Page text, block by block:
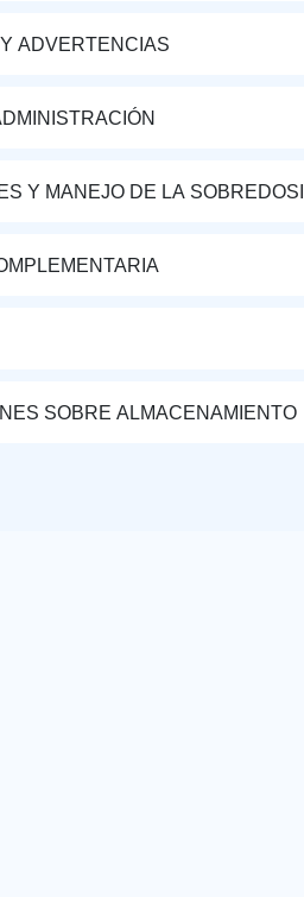
ADVERTENCIAS
Y MANEJO DE LA
SOBRE ALMACENAMIENTO